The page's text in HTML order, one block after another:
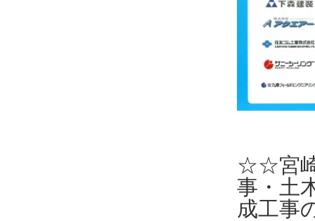
☆☆宮崎
事・土
成工事